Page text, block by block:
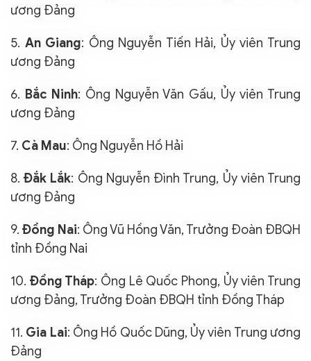
ương Đảng
5. An Giang: Ông Nguyễn Tiến Hải, Ủy viên Trung
ương Đảng
6. Bắc Ninh: Ông Nguyễn Văn Gấu, Ủy viên Trung
ương Đảng
7. Cà Mau: Ông Nguyễn Hồ Hải
8.Đắk Lắk: Ông Nguyễn Đình Trung, Ủy viên Trung
ương Đảng
9. Đồng Nai: Ông Vũ Hồng Văn, Trưởng Đoàn ĐBQH
tỉnh Đồng Nai
10. Đồng Tháp: Ông Lê Quốc Phong, Ủy viên Trung
ương Đảng, Trưởng Đoàn ĐBQH tỉnh Đồng Tháp
11. Gia Lai: Ông Hồ Quốc Dũng, Ủy viên Trung ương
Đảng